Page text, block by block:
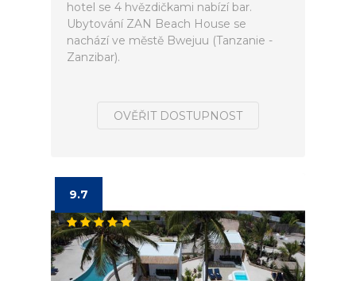
hotel se 4 hvězdičkami nabízí bar.
Ubytování ZAN Beach House se
nachází ve městě Bwejuu (Tanzanie -
Zanzibar).
OVĚŘIT DOSTUPNOST
9.7